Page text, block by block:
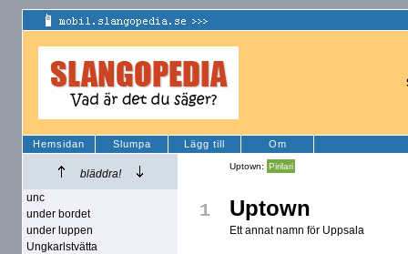
Hemsidan Slumpa Lägg till Om
bläddra!
unc
under bordet
under luppen
Ungkarlstvätta
Uptown: Pirilari
1 Uptown
Ett annat namn för Uppsala